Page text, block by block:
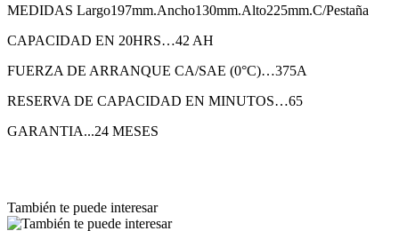
MEDIDAS Largo197mm.Ancho130mm.Alto225mm.C/Pestaña
CAPACIDAD EN 20HRS…42 AH
FUERZA DE ARRANQUE CA/SAE (0°C)…375A
RESERVA DE CAPACIDAD EN MINUTOS…65
GARANTIA...24 MESES
También te puede interesar